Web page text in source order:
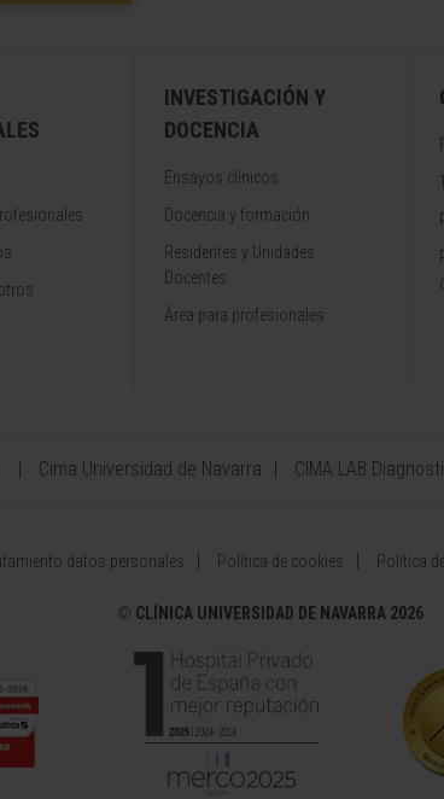
INVESTIGACIÓN Y
DOCENCIA
Ensayos clínicos
Docencia y formación
Residentes y Unidades
Docentes
Área para profesionales
Cima Universidad de Navarra CIMA LAB
datos personales Política de cookies Política
© CLÍNICA UNIVERSIDAD DE NAVARRA 2026